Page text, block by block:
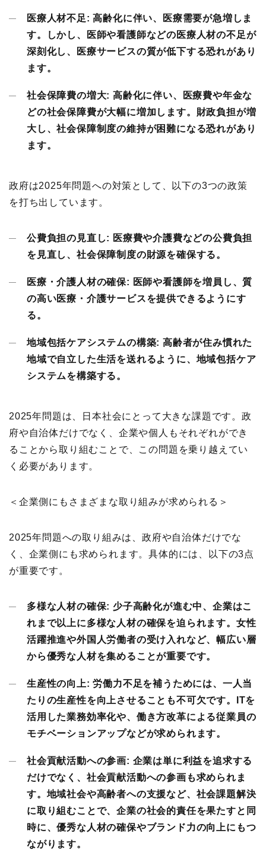
医療人材不足: 高齢化に伴い、医療需要が急増しま
す。しかし、医師や看護師などの医療人材の不足が
深刻化し、医療サービスの質が低下する恐れがあり
ます。
社会保障費の増大: 高齢化に伴い、医療費や年金な
どの社会保障費が大幅に増加します。財政負担が増
大し、社会保障制度の維持が困難になる恐れがあり
ます。
政府は2025年問題への対策として、以下の3つの政策
を打ち出しています。
公費負担の見直し: 医療費や介護費などの公費負担
を見直し、社会保障制度の財源を確保する。
医療・介護人材の確保: 医師や看護師を増員し、質
の高い医療・介護サービスを提供できるようにす
る。
地域包括ケアシステムの構築: 高齢者が住み慣れた
地域で自立した生活を送れるように、地域包括ケア
システムを構築する。
2025年問題は、日本社会にとって大きな課題です。政
府や自治体だけでなく、企業や個人もそれぞれができ
ることから取り組むことで、この問題を乗り越えてい
く必要があります。
＜企業側にもさまざまな取り組みが求められる＞
2025年問題への取り組みは、政府や自治体だけでな
く、企業側にも求められます。具体的には、以下の3点
が重要です。
多様な人材の確保: 少子高齢化が進む中、企業はこ
れまで以上に多様な人材の確保を迫られます。女性
活躍推進や外国人労働者の受け入れなど、幅広い層
から優秀な人材を集めることが重要です。
生産性の向上: 労働力不足を補うためには、一人当
たりの生産性を向上させることも不可欠です。ITを
活用した業務効率化や、働き方改革による従業員の
モチベーションアップなどが求められます。
社会貢献活動への参画: 企業は単に利益を追求する
だけでなく、社会貢献活動への参画も求められま
す。地域社会や高齢者への支援など、社会課題解決
に取り組むことで、企業の社会的責任を果たすと同
時に、優秀な人材の確保やブランド力の向上にもつ
ながります。